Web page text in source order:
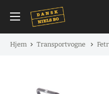
indhold
Hjem Transportvogne